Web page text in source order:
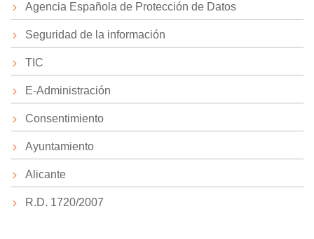
Agencia Española de Protección de Datos
Seguridad de la información
TIC
E-Administración
Consentimiento
Ayuntamiento
Alicante
R.D. 1720/2007